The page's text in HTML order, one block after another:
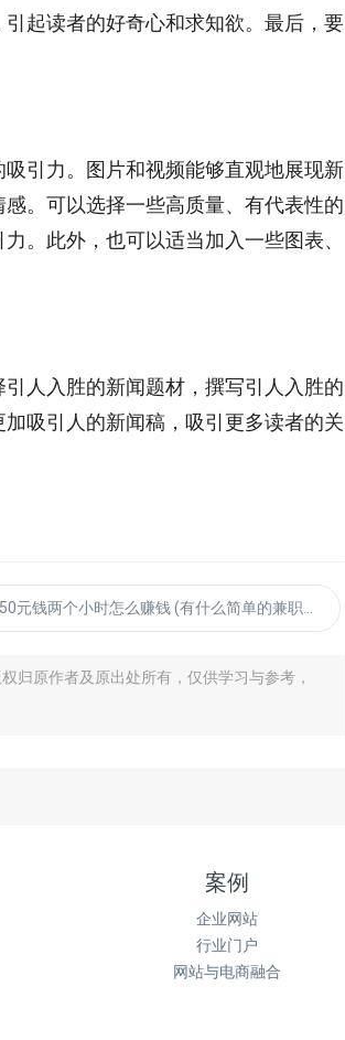
起读者的好奇心和求知欲。最后，要
引力。图片和视频能够直观地展现新
。可以选择一些高质量、有代表性的
。此外，也可以适当加入一些图表、
人入胜的新闻题材，撰写引人入胜的
吸引人的新闻稿，吸引更多读者的关
元钱两个小时怎么赚钱 (有什么简单的兼职可以做吗？)
归原作者及原出处所有，仅供学习与参考，
案例
企业网站
行业门户
网站与电商融合